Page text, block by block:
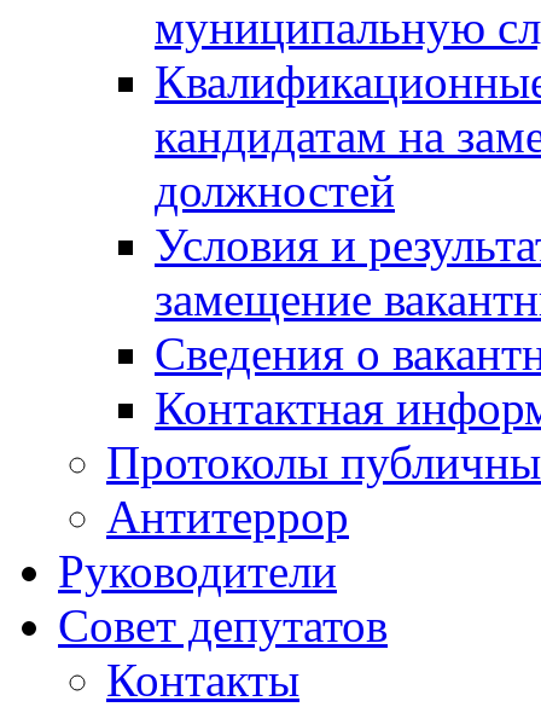
муниципальную
кандидатам на
должностей
Условия и
замещение
Сведения о
Контактная
Протоколы
Антитеррор
Руководители
Совет депутатов
Контакты